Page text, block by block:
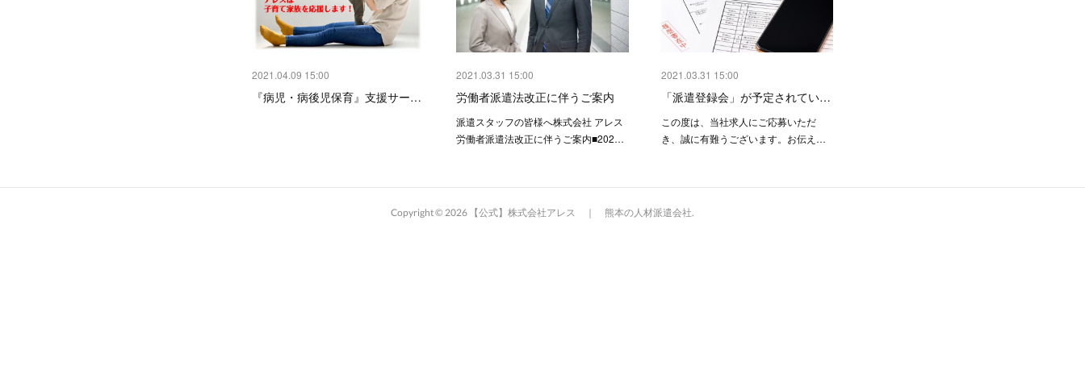
2021.04.09 15:00
『病児・病後児保育』支援サー…
2021.03.31 15:00
労働者派遣法改正に伴うご案内
派遣スタッフの皆様へ株式会社 アレス
労働者派遣法改正に伴うご案内■202…
2021.03.31 15:00
「派遣登録会」が予定されてい…
この度は、当社求人にご応募いただ
き、誠に有難うございます。お伝え…
Copyright © 2026 【公式】株式会社アレス ｜ 熊本の人材派遣会社.